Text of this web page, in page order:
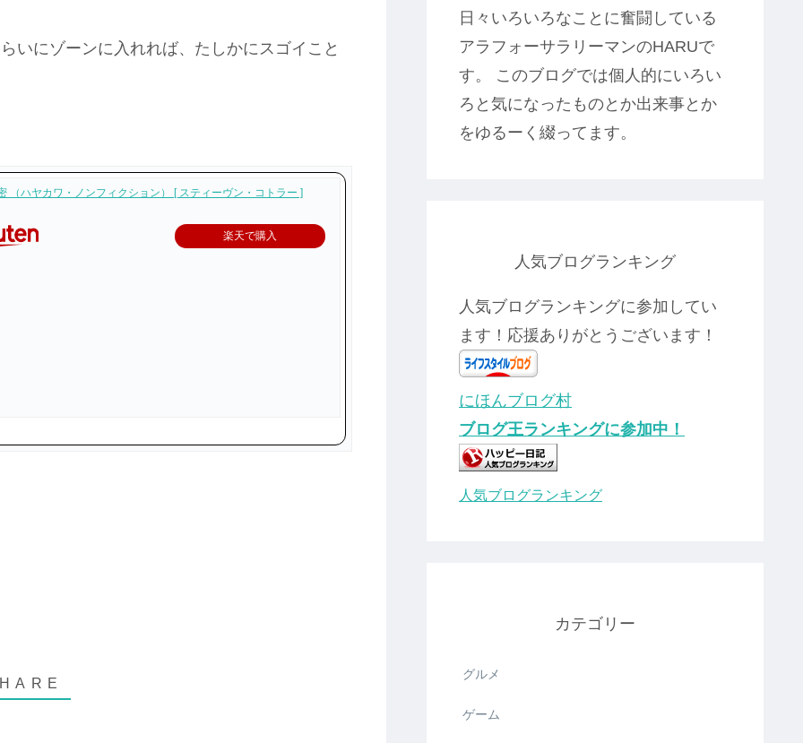
いにゾーンに入れれば、たしかにスゴイこと
（ハヤカワ・ノンフィクション） [ スティーヴン・コトラー ]
楽天で購入
日々いろいろなことに奮闘している
アラフォーサラリーマンのHARUで
す。 このブログでは個人的にいろい
ろと気になったものとか出来事とか
をゆるーく綴ってます。
人気ブログランキング
人気ブログランキングに参加してい
ます！応援ありがとうございます！
にほんブログ村
ブログ王ランキングに参加中！
人気ブログランキング
カテゴリー
グルメ
ゲーム